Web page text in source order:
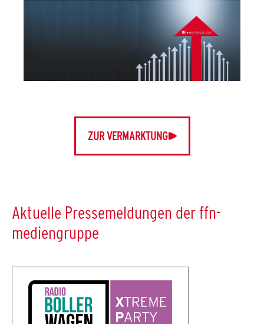
ZUR VERMARKTUNG
Aktuelle Pressemeldungen der ffn-
mediengruppe